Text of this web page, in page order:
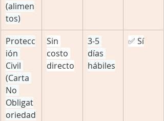
(alimen
tos)
Protecc
ión
Civil
(Carta
No
Obligat
oriedad
Sin
costo
directo
3-5
días
hábiles
✅ Sí